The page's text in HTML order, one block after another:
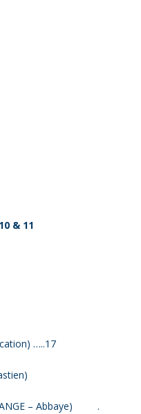
& 11
…..17
– Abbaye) .